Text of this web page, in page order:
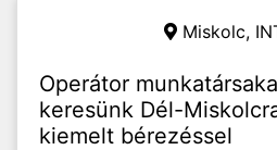
Miskolc,
Operátor
keresünk Dél-
kiemelt bérezéssel